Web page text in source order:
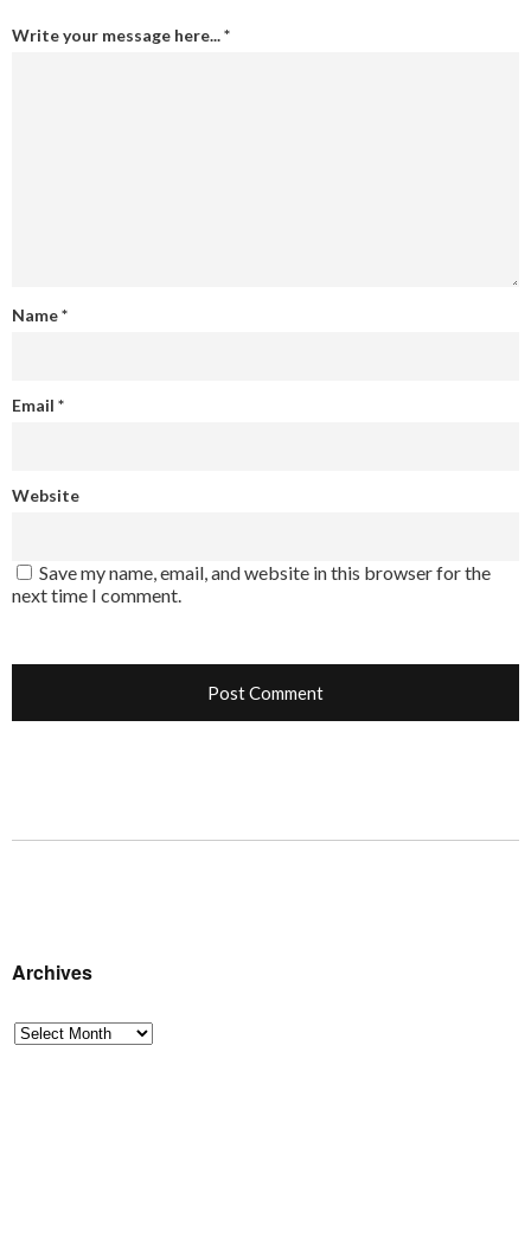
Write your message here...*
Name*
Email *
Website
Save my name, email, and website in this browser for the
next time I comment.
Archives
Archives